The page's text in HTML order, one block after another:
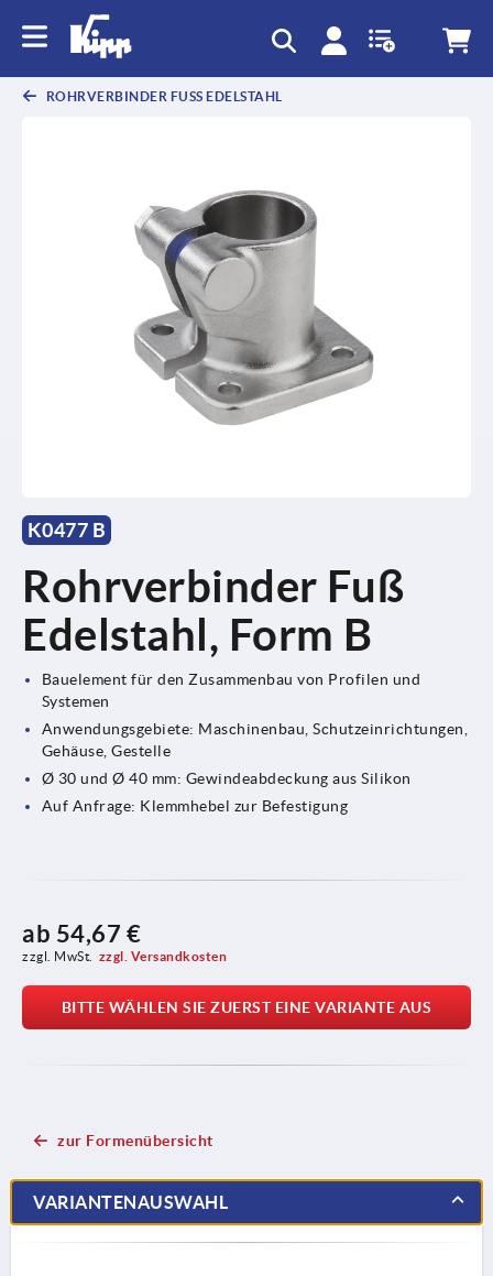
ROHRVERBINDER FUSS EDELSTAHL
K0477 B
Rohrverbinder Fuß
Edelstahl, Form B
Bauelement für den Zusammenbau von Profilen und
Systemen
Anwendungsgebiete: Maschinenbau, Schutzeinrichtungen,
Gehäuse, Gestelle
Ø 30 und Ø 40 mm: Gewindeabdeckung aus Silikon
Auf Anfrage: Klemmhebel zur Befestigung
ab 54,67 €
zzgl. MwSt. zzgl. Versandkosten
BITTE WÄHLEN SIE ZUERST EINE VARIANTE AUS
zur Formenübersicht
VARIANTENAUSWAHL